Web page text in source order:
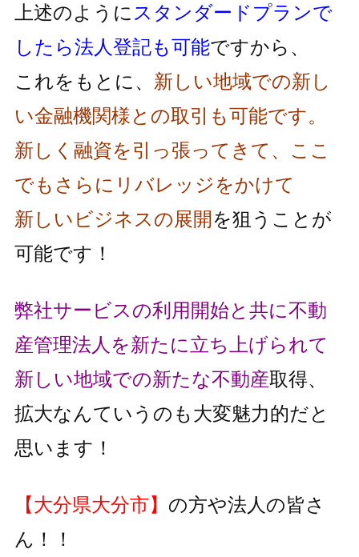
上述のように スタンダードプランで
したら法人登記も可能ですから、
これをもとに、 新しい地域での新し
い金融機関様との取引も可能です。
新しく融資を引っ張ってきて、ここ
でもさらにリバレッジをかけて
新しいビジネスの展開を狙うことが
可能です！
弊社サービスの利用開始と共に不動
産管理法人を新たに立ち上げられて
新しい地域での新たな不動産取得、
拡大なんていうのも大変魅力的だと
思います！
【大分県大分市】 の方や法人の皆さ
ん！！